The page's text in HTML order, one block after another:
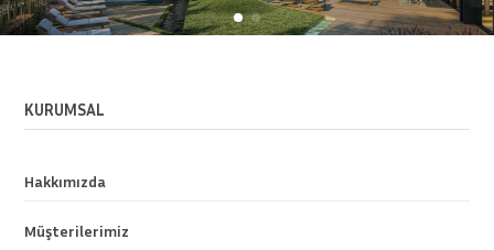
KURUMSAL
Hakkımızda
Müşterilerimiz